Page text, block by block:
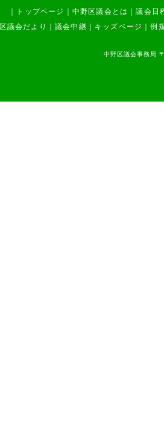
トップページ 中野区議会とは ｜議会日
区議会だより ｜議会中継 キッズページ ｜例
中野区議会事務局